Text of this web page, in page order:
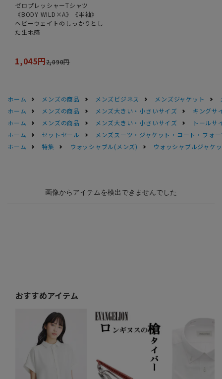
ゼロプレッシャーTシャツ
《BODY WILD×A》《半袖》
ヘビーウェイトのしっかりとし
た生地感
1,045円2,090円
ホーム メンズの商品 メンズビジネス メンズジャケット
ホーム
メンズの商品 メンズ大きい・小さいサイズ
キングサ
ホーム
メンズの商品 メンズ大きい・小さいサイズ
トールサ
ホーム
セットセール
メンズスーツ・ジャケット・コート・フォ
ホーム
特集 ウォッシャブル(メンズ) ウォッシャブルジャケ